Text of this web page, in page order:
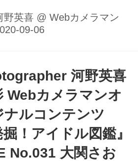
内の様子を垣間見ることがで
はもちろん､週替わりの撮影小
の動きに合わせてフレームをキ
子を堪能しよう。
野英喜 @ Webカメラマン
河野英喜
Webカメラマンオ
ナルコンテンツ
掘！アイドル図鑑』
No.031 大関さお